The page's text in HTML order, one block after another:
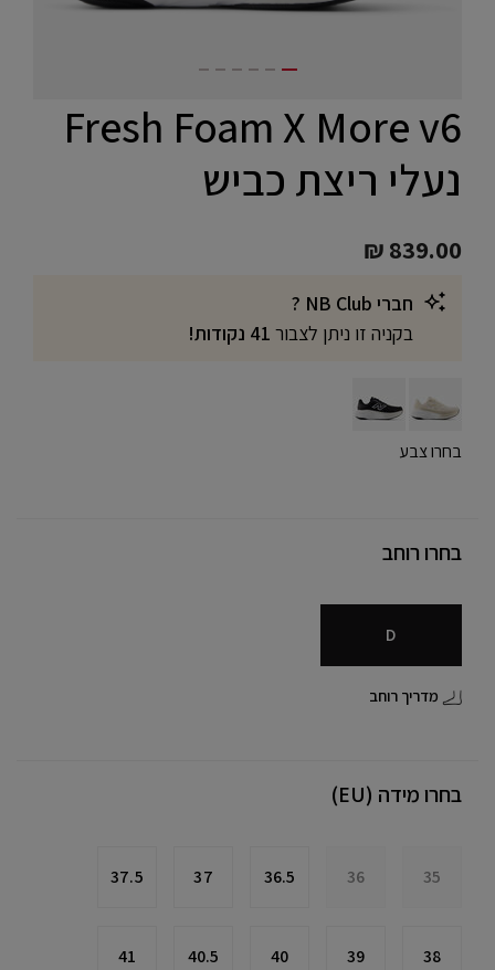
Fresh Foam X More v6
נעלי ריצת כביש
₪ 839.00
חברי NB Club ?
בקניה זו ניתן לצבור
בחרו צבע
בחרו רוחב
D
מדריך רוחב
בחרו מידה (EU)
35
36
36.5
37
37.5
38
39
40
40.5
41